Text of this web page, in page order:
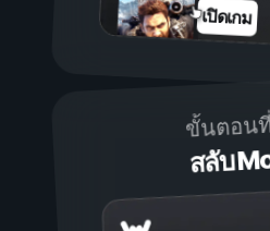
เปิดเกม
ขั้นตอน
สลับ